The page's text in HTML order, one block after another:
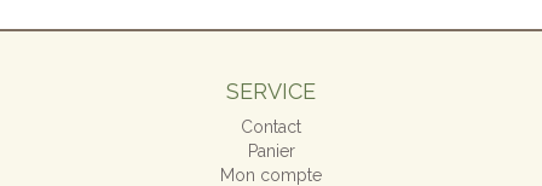
SERVICE
Contact
Panier
Mon compte